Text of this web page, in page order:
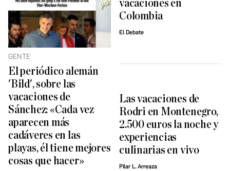
GENTE
El periódico alemán
'Bild', sobre las
vacaciones de
Sánchez: «Cada vez
aparecen más
cadáveres en las
playas, él tiene mejores
cosas que hacer»
vacaciones en
Colombia
El Debate
Las vacaciones de
Rodri en Montenegro,
2.500 euros la noche y
experiencias
culinarias en vivo
Pilar L. Arreaza